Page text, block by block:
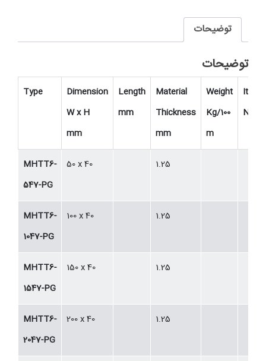
توضیحات
توضیحات
Type
Dimension
W x H
mm
Length
mm
Material
Thickness
mm
Weight
Kg/100
m
Item
No.
MHTT6-
547-PG
50 x 40 1.25
MHTT6-
1047-PG
100 x 40 1.25
MHTT6-
1547-PG
150 x 40 1.25
MHTT6-
2047-PG
200 x 40 1.25